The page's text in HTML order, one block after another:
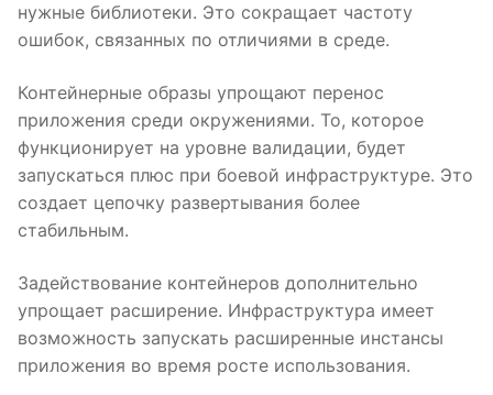
нужные библиотеки. Это сокращает частоту
ошибок, связанных по отличиями в среде.
Контейнерные образы упрощают перенос
приложения среди окружениями. То, которое
функционирует на уровне валидации, будет
запускаться плюс при боевой инфраструктуре. Это
создает цепочку развертывания более
стабильным.
Задействование контейнеров дополнительно
упрощает расширение. Инфраструктура имеет
возможность запускать расширенные инстансы
приложения во время росте использования.